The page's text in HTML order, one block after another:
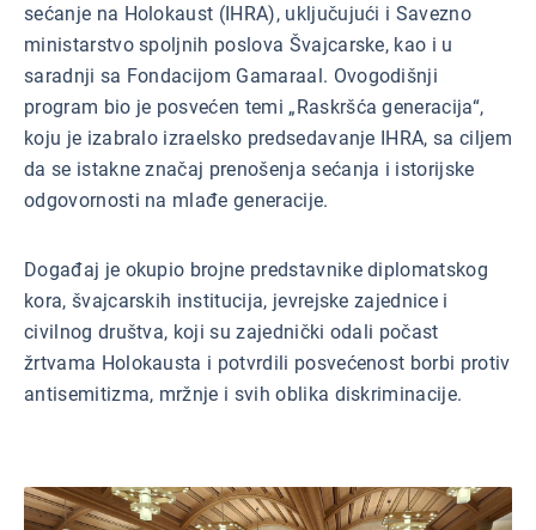
sećanje na Holokaust (IHRA), uključujući i Savezno
ministarstvo spoljnih poslova Švajcarske, kao i u
saradnji sa Fondacijom Gamaraal. Ovogodišnji
program bio je posvećen temi „Raskršća generacija“,
koju je izabralo izraelsko predsedavanje IHRA, sa ciljem
da se istakne značaj prenošenja sećanja i istorijske
odgovornosti na mlađe generacije.
Događaj je okupio brojne predstavnike diplomatskog
kora, švajcarskih institucija, jevrejske zajednice i
civilnog društva, koji su zajednički odali počast
žrtvama Holokausta i potvrdili posvećenost borbi protiv
antisemitizma, mržnje i svih oblika diskriminacije.